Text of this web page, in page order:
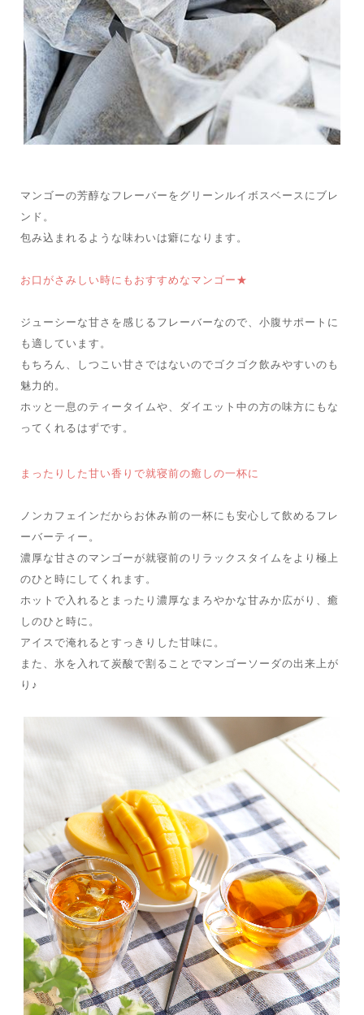
マンゴーの芳醇なフレーバーをグリーンルイボスベースにブレ
ンド。
包み込まれるような味わいは癖になります。
お口がさみしい時にもおすすめなマンゴー★
ジューシーな甘さを感じるフレーバーなので、小腹サポートに
も適しています。
もちろん、しつこい甘さではないのでゴクゴク飲みやすいのも
魅力的。
ホッと一息のティータイムや、ダイエット中の方の味方にもな
ってくれるはずです。
まったりした甘い香りで就寝前の癒しの一杯に
ノンカフェインだからお休み前の一杯にも安心して飲めるフレ
ーバーティー。
濃厚な甘さのマンゴーが就寝前のリラックスタイムをより極上
のひと時にしてくれます。
ホットで入れるとまったり濃厚なまろやかな甘みか広がり、癒
しのひと時に。
アイスで淹れるとすっきりした甘味に。
また、氷を入れて炭酸で割ることでマンゴーソーダの出来上が
り♪